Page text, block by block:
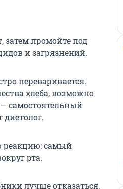
затем промойте под
и загрязнений.
переваривается.
хлеба, возможно
самостоятельный
диетолог.
реакцию: самый
рта.
лучше отказаться.